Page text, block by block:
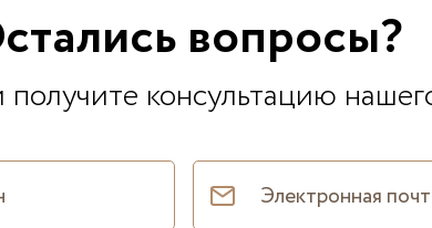
вопросы?
консультацию